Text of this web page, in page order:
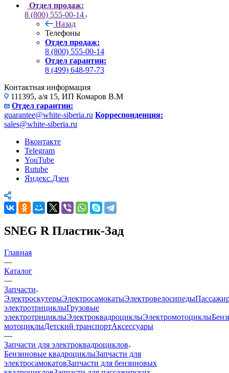
Отдел продаж:
8 (800) 555-00-14
Назад
Телефоны
Отдел продаж:
8 (800) 555-00-14
Отдел гарантии:
8 (499) 648-97-73
Контактная информация
111395, а/я 15, ИП Комаров В.М
Отдел гарантии:
guarantee@white-siberia.ru Корреспонденция:
sales@white-siberia.ru
Вконтакте
Telegram
YouTube
Rutube
Яндекс.Дзен
SNEG R Пластик-Зад
Главная
—
Каталог
—
Запчасти
ЭлектроскутерыЭлектросамокатыЭлектровелосипеды
электротрициклыГрузовые
электротрициклыЭлектроквадроциклыЭлектромотоциклы
мотоциклыДетский транспортАксессуары
—
Запчасти для электроквадроциклов
Бензиновые квадроциклыЗапчасти для
электросамокатовЗапчасти для бензиновых